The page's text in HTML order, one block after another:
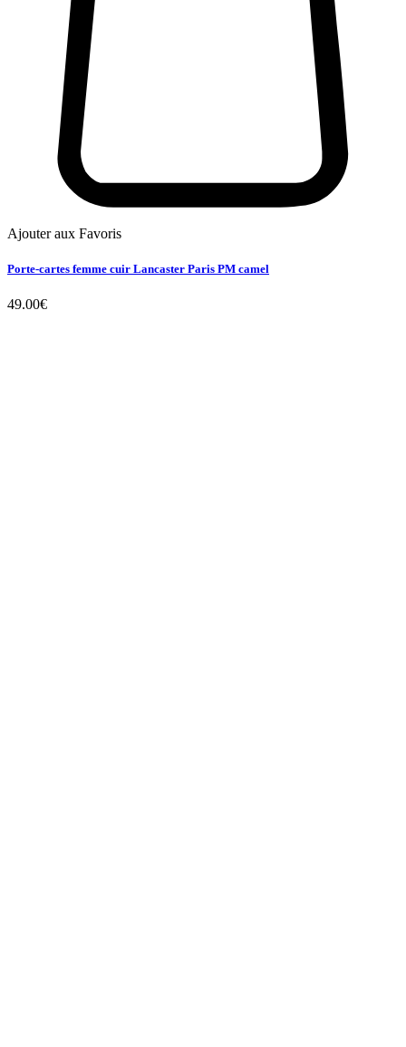
Ajouter aux Favoris
Porte-cartes femme cuir Lancaster Paris PM camel
49.00€